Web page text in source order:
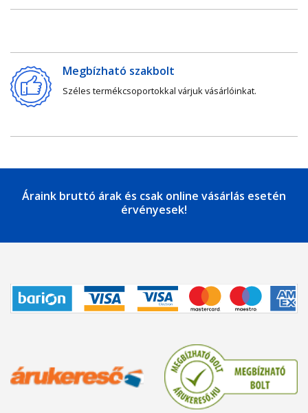
Megbízható szakbolt
Széles termékcsoportokkal várjuk vásárlóinkat.
Áraink bruttó árak és csak online vásárlás esetén
érvényesek!